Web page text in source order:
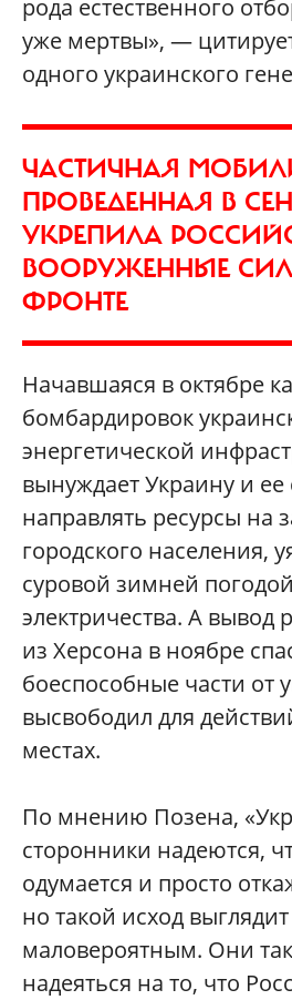
рода естественного
уже мертвы», —
одного украинского
ЧАСТИЧНАЯ
ПРОВЕДЕННАЯ В
УКРЕПИЛА
ВООРУЖЕННЫЕ
ФРОНТЕ
Начавшаяся в октябре
бомбардировок
энергетической
вынуждает Украину и
направлять ресурсы на
городского населения,
суровой зимней
электричества. А вывод
из Херсона в ноябре
боеспособные части от
высвободил для
местах.
По мнению Позена,
сторонники надеются,
одумается и просто
но такой исход выглядит
маловероятным. Они
надеяться на то, что